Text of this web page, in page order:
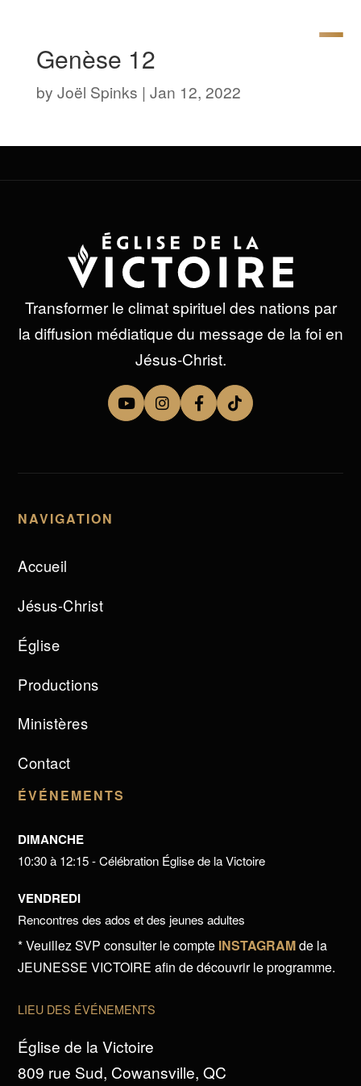
Genèse 12
by Joël Spinks | Jan 12, 2022
Transformer le climat spirituel des nations par
la diffusion médiatique du message de la foi en
Jésus-Christ.
NAVIGATION
Accueil
Jésus-Christ
Église
Productions
Ministères
Contact
ÉVÉNEMENTS
DIMANCHE
10:30 à 12:15 - Célébration Église de la Victoire
VENDREDI
Rencontres des ados et des jeunes adultes
* Veuillez SVP consulter le compte INSTAGRAMde la
JEUNESSE VICTOIRE afin de découvrir le programme.
LIEU DES ÉVÉNEMENTS
Église de la Victoire
809 rue Sud, Cowansville, QC